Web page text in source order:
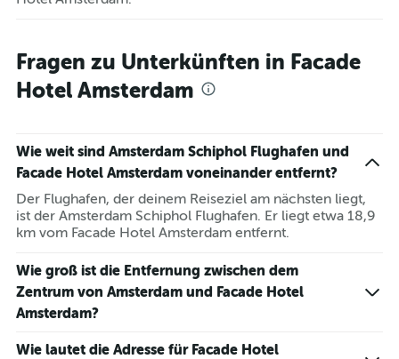
Fragen zu Unterkünften in Facade
Hotel Amsterdam
Wie weit sind Amsterdam Schiphol Flughafen und
Facade Hotel Amsterdam voneinander entfernt?
Der Flughafen, der deinem Reiseziel am nächsten liegt,
ist der Amsterdam Schiphol Flughafen. Er liegt etwa 18,9
km vom Facade Hotel Amsterdam entfernt.
Wie groß ist die Entfernung zwischen dem
Zentrum von Amsterdam und Facade Hotel
Amsterdam?
Wie lautet die Adresse für Facade Hotel